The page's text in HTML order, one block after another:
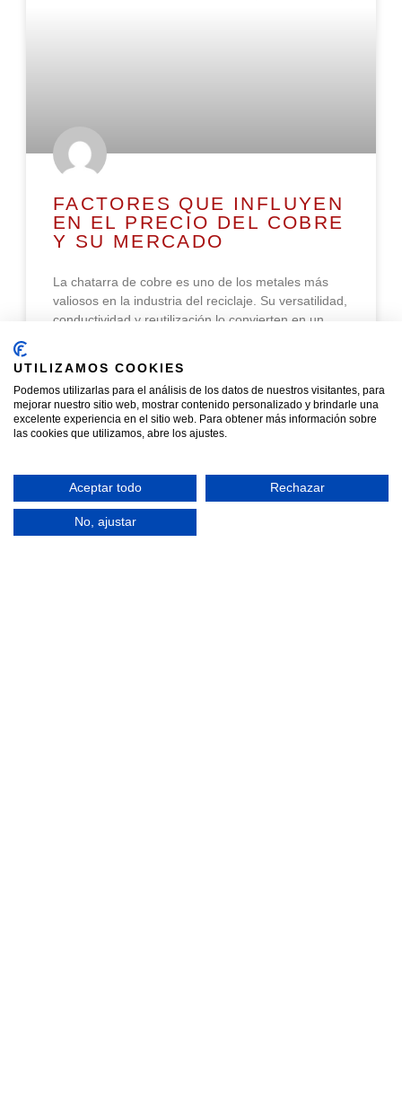
FACTORES QUE INFLUYEN
EN EL PRECIO DEL COBRE
Y SU MERCADO
La chatarra de cobre es uno de los metales más
valiosos en la industria del reciclaje. Su versatilidad,
conductividad y reutilización lo convierten en un
READ MORE »
marzo 28, 2026 No hay comentarios
NOTICIAS
UTILIZAMOS COOKIES
Podemos utilizarlas para el análisis de los datos de nuestros visitantes, para
mejorar nuestro sitio web, mostrar contenido personalizado y brindarle una
excelente experiencia en el sitio web. Para obtener más información sobre
las cookies que utilizamos, abre los ajustes.
Aceptar todo Rechazar
No, ajustar